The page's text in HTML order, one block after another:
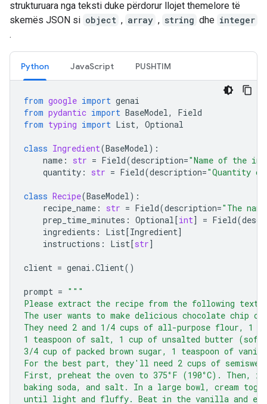
strukturuara nga teksti duke përdorur llojet themelore të
skemës JSON si object , array , string dhe integer
.
Python JavaScript PUSHTIM
from google import genai
from pydantic import BaseModel,
Field
from typing import List, Optional
class Ingredient(BaseModel):
name : str = Field(description="Name of the
quantity : str = Field(description="Quantity
class Recipe(BaseModel):
recipe_name : str = Field(description="The
prep_time_minutes : Optional[int] = Field(
ingredients : List[Ingredient]
instructions : List[str]
client = genai .Client()
prompt = """
Please extract the recipe from the following text.
The user wants to make delicious chocolate chip
They need 2 and 1/4 cups of all-purpose flour, 1
1 teaspoon of salt, 1 cup of unsalted butter
3/4 cup of packed brown sugar, 1 teaspoon of
For the best part, they'll need 2 cups of
First, preheat the oven to 375°F (190°C). Then,
baking soda, and salt. In a large bowl, cream
until light and fluffy. Beat in the vanilla and